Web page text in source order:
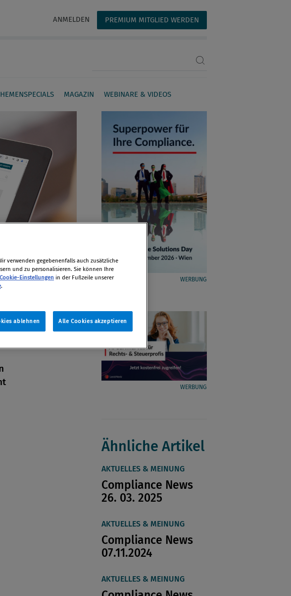
ANMELDEN PREMIUM MITGLIED WERDEN
MAGAZIN WEBINARE & VIDEOS
WERBUNG
WERBUNG
Ähnliche Artikel
AKTUELLES & MEINUNG
Compliance News
26. 03. 2025
AKTUELLES & MEINUNG
Compliance News
07.11.2024
AKTUELLES & MEINUNG
verwenden gegebenenfalls auch zusätzliche
und zu personalisieren. Sie können Ihre
Cookie-Einstellungen in der Fußzeile unserer
.
ablehnen Alle Cookies akzeptieren